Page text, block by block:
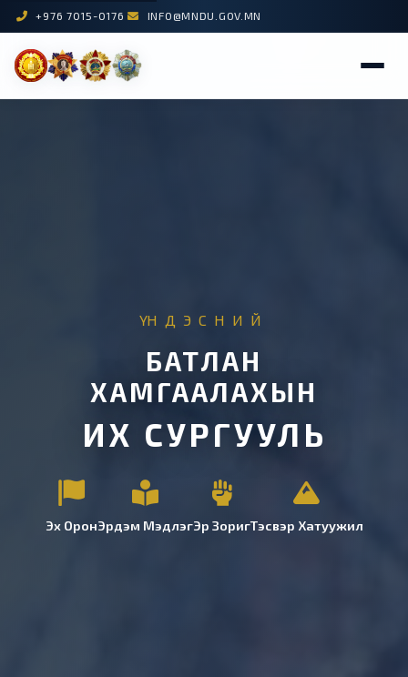
+976 7015-0176 INFO@MNDU.GOV.MN
ҮНДЭСНИЙ
БАТЛАН
ХАМГААЛАХЫН
ИХ СУРГУУЛЬ
Эх ОронЭрдэм МэдлэгЭр ЗоригТэсвэр Хатуужил